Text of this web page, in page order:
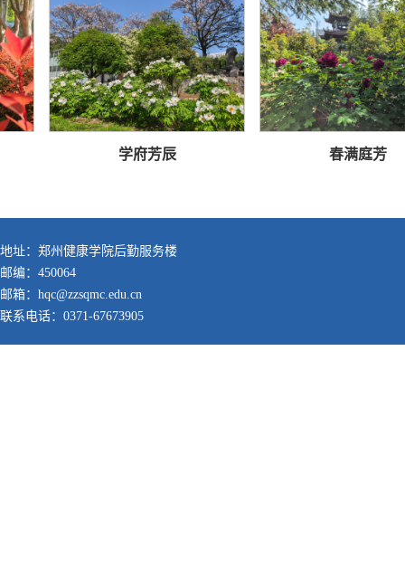
学府芳辰 春满庭芳
地址：郑州健康学院后勤服务楼
邮编：450064
邮箱：hqc@zzsqmc.edu.cn
联系电话：0371-67673905